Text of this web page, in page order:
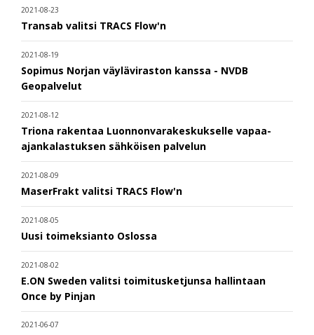
2021-08-23
Transab valitsi TRACS Flow'n
2021-08-19
Sopimus Norjan väyläviraston kanssa - NVDB
Geopalvelut
2021-08-12
Triona rakentaa Luonnonvarakeskukselle vapaa-
ajankalastuksen sähköisen palvelun
2021-08-09
MaserFrakt valitsi TRACS Flow'n
2021-08-05
Uusi toimeksianto Oslossa
2021-08-02
E.ON Sweden valitsi toimitusketjunsa hallintaan
Once by Pinjan
2021-06-07